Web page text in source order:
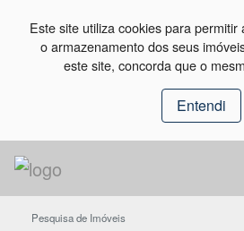
Este site utiliza cookies para
o armazenamento dos seus
este site, concorda que o
Entendi
Pesquisa de Imóveis